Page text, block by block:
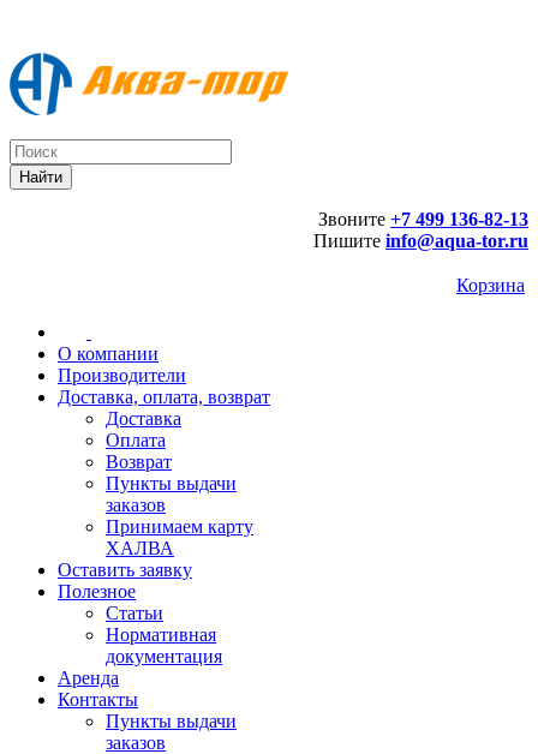
Звоните +7 499 136-82-13
Пишите info@aqua-tor.ru
Корзина
О компании
Производители
Доставка, оплата, возврат
Доставка
Оплата
Возврат
Пункты выдачи
заказов
Принимаем карту
ХАЛВА
Оставить заявку
Полезное
Статьи
Нормативная
документация
Аренда
Контакты
Пункты выдачи
заказов